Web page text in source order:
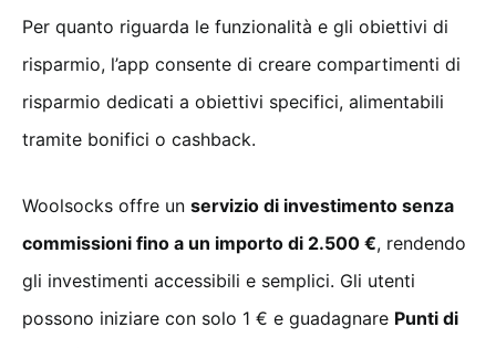
Per quanto riguarda le funzionalità e gli obiettivi di
risparmio, l’app consente di creare compartimenti di
risparmio dedicati a obiettivi specifici, alimentabili
tramite bonifici o cashback.
Woolsocks offre un servizio di investimento senza
commissioni fino a un importo di 2.500 €, rendendo
gli investimenti accessibili e semplici. Gli utenti
possono iniziare con solo 1 € e guadagnare Punti di